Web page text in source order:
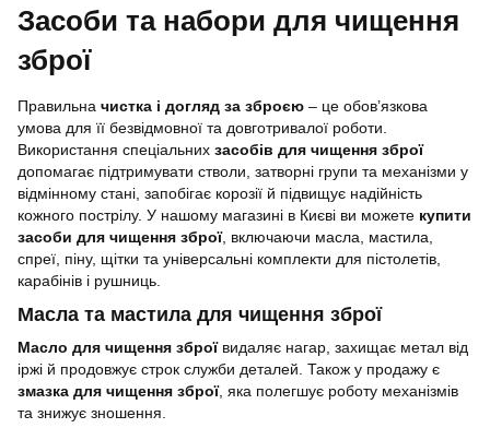
Засоби та набори для чищення
зброї
Правильна чистка і догляд за зброєю – це обов’язкова
умова для її безвідмовної та довготривалої роботи.
Використання спеціальних засобів для чищення зброї
допомагає підтримувати стволи, затворні групи та механізми у
відмінному стані, запобігає корозії й підвищує надійність
кожного пострілу. У нашому магазині в Києві ви можете купити
засоби для чищення зброї, включаючи масла, мастила,
спреї, піну, щітки та універсальні комплекти для пістолетів,
карабінів і рушниць.
Масла та мастила для чищення зброї
Масло для чищення зброївидаляє нагар, захищає метал від
іржі й продовжує строк служби деталей. Також у продажу є
змазка для чищення зброї, яка полегшує роботу механізмів
та знижує зношення.